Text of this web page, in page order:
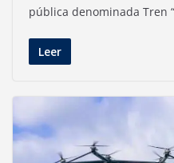
pública denominada Tren
Leer